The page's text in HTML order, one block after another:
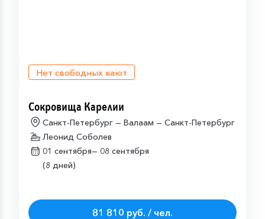
Нет свободных кают
Сокровища Карелии
Санкт-Петербург — Валаам — Санкт-Петербург
Леонид Соболев
01 сентября— 08 сентября
(8 дней)
81 810 руб. / чел.